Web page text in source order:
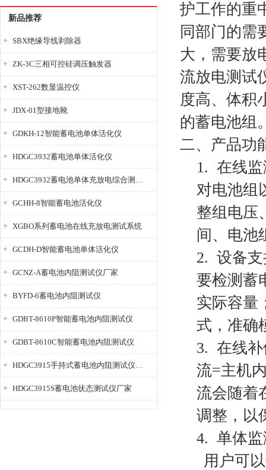
新品推荐
SBX绝缘导线剥除器
ZK-3C三相可控硅调压触发器
XST-262数显温控仪
JDX-01型接地靴
GDKH-12智能蓄电池单体活化仪
HDGC3932蓄电池单体活化仪
HDGC3932蓄电池单体充放电综合测试仪
GCHH-8智能蓄电池活化仪
XGBO系列蓄电池在线充放电测试系统
GCDH-D智能蓄电池单体活化仪
GCNZ-A蓄电池内阻测试仪厂家
BYFD-6蓄电池内阻测试仪
GDBT-8610P智能蓄电池内阻测试仪
GDBT-8610C智能蓄电池内阻测试仪
HDGC3915手持式蓄电池内阻测试仪厂家
HDGC3915S蓄电池状态测试仪厂家
护工作的重
同部门的需
大，需要放
流放电测试
度高、体积
的蓄电池组
二、产品功
1. 在线监
对电池组
整组电压
间、电池
2. 设备支
要检测蓄
实际容量
式，准确
3. 在线补
流=主机
流会随着
调整，以
4. 单体监
用户可